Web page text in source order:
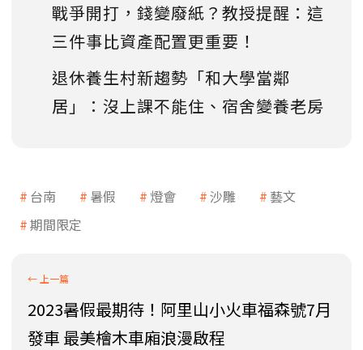
戰爭開打，錢變廢紙？教授提醒：這
三件事比資產配置更重要！
退休養生村新趨勢「和大學當鄰
居」：沒上課不能住、宿舍變養老房
台南 暑假 燈會 沙雕
藝文
期間限定
2023暑假最期待！阿里山小火車福森號7月
發車 最美檜木車廂浪漫啟程